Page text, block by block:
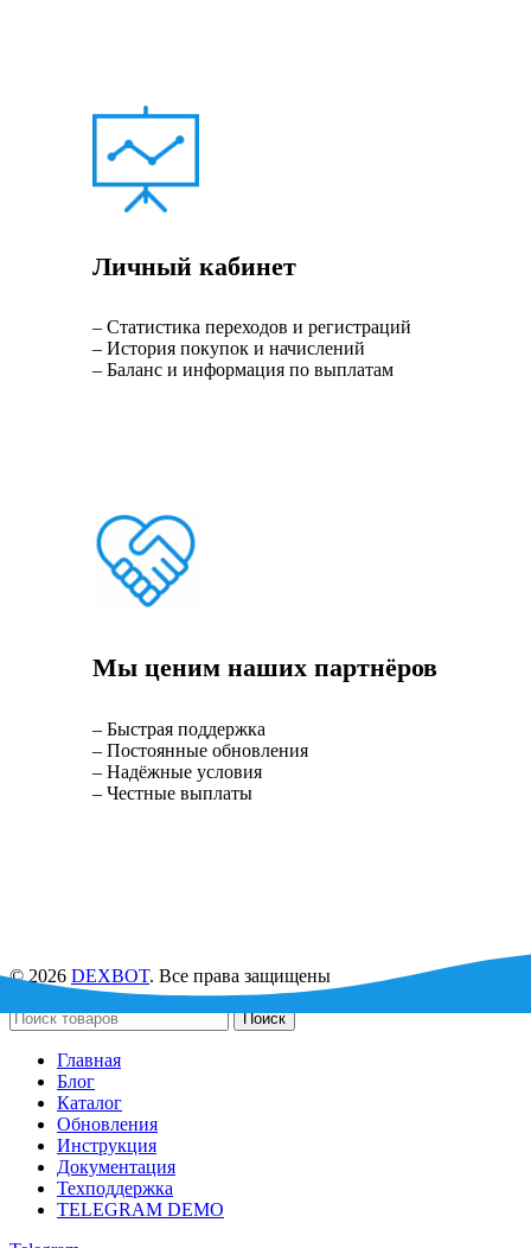
Личный кабинет
– Статистика переходов и регистраций
– История покупок и начислений
– Баланс и информация по выплатам
Мы ценим наших партнёров
– Быстрая поддержка
– Постоянные обновления
– Надёжные условия
– Честные выплаты
© 2026 DEXBOT. Все права защищены
Поиск
Главная
Блог
Каталог
Обновления
Инструкция
Документация
Техподдержка
TELEGRAM DEMO